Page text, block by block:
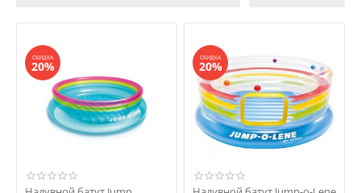
СКИДКА
20%
СКИДКА
20%